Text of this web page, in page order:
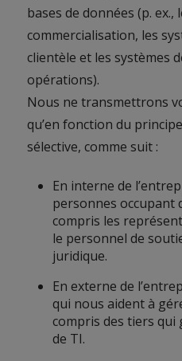
bases de données (p. ex.,
commercialisation, les
clientèle et les systèmes
opérations).
Nous ne transmettrons
qu’en fonction du
sélective, comme suit :
En interne de
personnes occupant
compris les
le personnel de
juridique.
En externe de
qui nous aident à
compris des tiers qui
de TI.